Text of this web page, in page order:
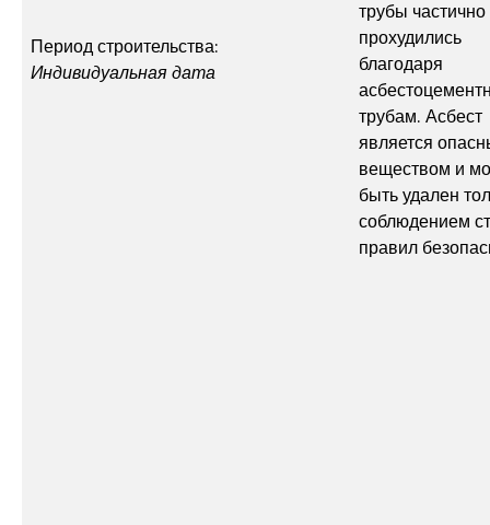
Период строительства:
Индивидуальная дата
трубы частично
прохудились
благодаря
трубам. Асбест
является
веществом и
быть удален
соблюдением
правил